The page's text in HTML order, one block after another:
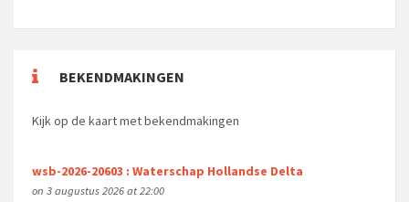
BEKENDMAKINGEN
Kijk op de kaart met bekendmakingen
wsb-2026-20603 : Waterschap Hollandse Delta
on 3 augustus 2026 at 22:00